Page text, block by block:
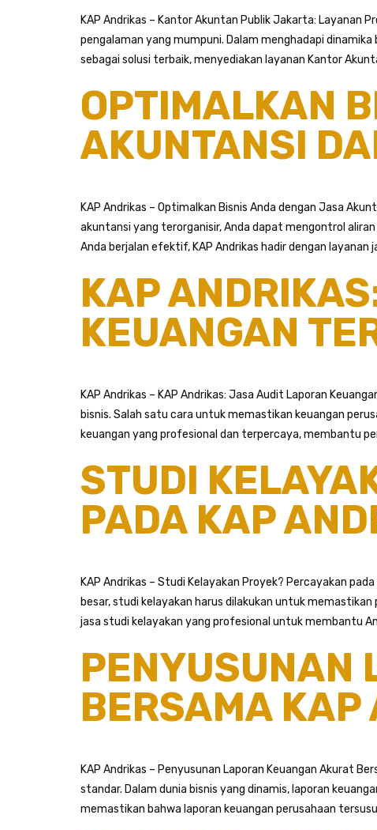
KAP Andrikas – Kantor Akuntan Publik Jakarta: Layanan
pengalaman yang mumpuni. Dalam menghadapi
sebagai solusi terbaik, menyediakan layanan Kantor
OPTIMALKAN
AKUNTANSI
KAP Andrikas – Optimalkan Bisnis Anda dengan Jasa
akuntansi yang terorganisir, Anda dapat mengontrol
Anda berjalan efektif, KAP Andrikas hadir dengan layanan
KAP
KEUANGAN
KAP Andrikas – KAP Andrikas: Jasa Audit Laporan
bisnis. Salah satu cara untuk memastikan keuangan
keuangan yang profesional dan terpercaya, membantu
STUDI
PADA KAP
KAP Andrikas – Studi Kelayakan Proyek? Percayakan
besar, studi kelayakan harus dilakukan untuk
jasa studi kelayakan yang profesional untuk membantu
PENYUSUNAN
BERSAMA KAP
KAP Andrikas – Penyusunan Laporan Keuangan Akurat
standar. Dalam dunia bisnis yang dinamis, laporan
memastikan bahwa laporan keuangan perusahaan